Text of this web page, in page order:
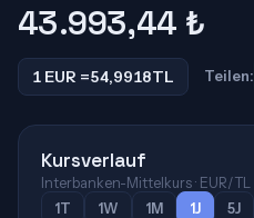
43.993,44 ₺
1 EUR =54,9918TL Teilen:
Kursverlauf
Interbanken-Mittelkurs · EUR/TL
1T
1W 1M 1J 5J